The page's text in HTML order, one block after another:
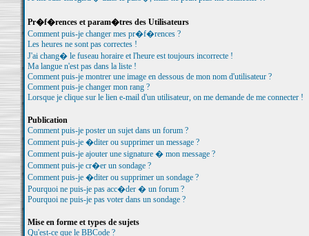
Pr�f�rences et param�tres des Utilisateurs
Comment puis-je changer mes pr�f�rences ?
Les heures ne sont pas correctes !
J'ai chang� le fuseau horaire et l'heure est toujours incorrecte !
Ma langue n'est pas dans la liste !
Comment puis-je montrer une image en dessous de mon nom d'utilisateur ?
Comment puis-je changer mon rang ?
Lorsque je clique sur le lien e-mail d'un utilisateur, on me demande de me connecter !
Publication
Comment puis-je poster un sujet dans un forum ?
Comment puis-je �diter ou supprimer un message ?
Comment puis-je ajouter une signature � mon message ?
Comment puis-je cr�er un sondage ?
Comment puis-je �diter ou supprimer un sondage ?
Pourquoi ne puis-je pas acc�der � un forum ?
Pourquoi ne puis-je pas voter dans un sondage ?
Mise en forme et types de sujets
Qu'est-ce que le BBCode ?